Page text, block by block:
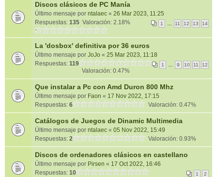
Discos clásicos de PC Manía
Último mensaje por ntalaec « 26 Mar 2023, 11:25
Respuestas: 135 1 11 12 13 14
Valoración: 2.18%
La 'dosbox' definitiva por 36 euros
Último mensaje por JoJo « 25 Mar 2023, 11:18
Respuestas: 119 1 9 10 11 12
Valoración: 0.47%
Que instalar a Pc con Amd Duron 800 Mhz
Último mensaje por Faon « 17 Nov 2022, 17:15
Respuestas: 6 Valoración: 0.47%
Catálogos de Juegos de Dinamic Multimedia
Último mensaje por ntalaec « 05 Nov 2022, 15:49
Respuestas: 2 Valoración: 0.93%
Discos de ordenadores clásicos en castellano
Último mensaje por Pirsen « 17 Oct 2022, 16:46
Respuestas: 10 1 2